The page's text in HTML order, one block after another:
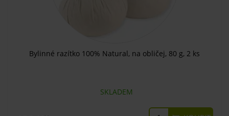
Bylinné razítko 100% Natural, na obličej, 80 g, 2 ks
SKLADEM